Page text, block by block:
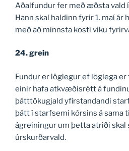
Aðalfundur fer með æðsta vald
Hann skal haldinn fyrir 1. maí ár
með að minnsta kosti viku
24. grein
Fundur er löglegur ef löglega
einir hafa atkvæðisrétt á
þátttökugjald yfirstandandi
þátt í starfsemi kórsins á sama
ágreiningur um þetta atriði skal
úrskurðarvald.